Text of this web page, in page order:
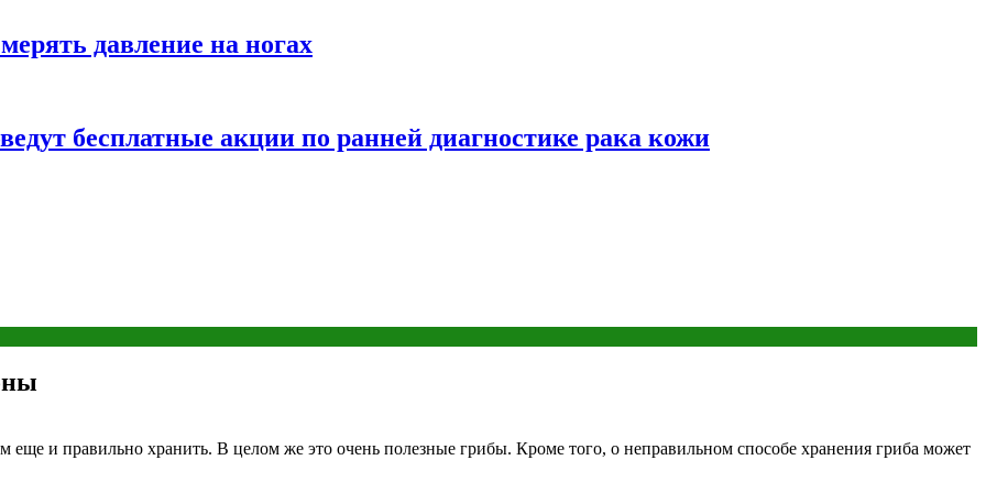
давление на ногах
бесплатные акции по ранней диагностике рака кожи
и правильно хранить. В целом же это очень полезные грибы. Кроме того, о неправильном способе хранения гриба может